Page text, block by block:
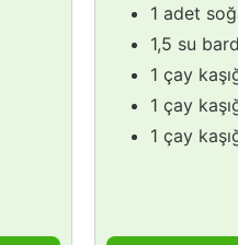
1 adet
1,5 su
1 çay
1 çay
1 çay